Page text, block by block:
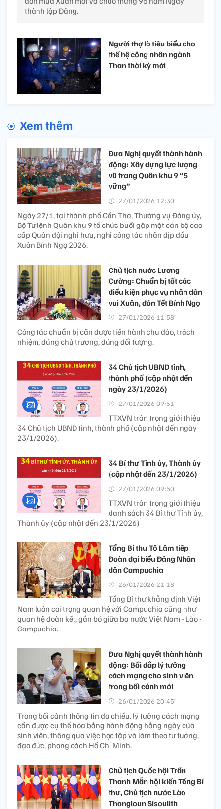
thành lập Đảng.
Người thợ lò tiêu biểu cho
thế hệ công nhân ngành
Than thời kỳ mới
Xem thêm
Đưa Nghị quyết thành hành
động: Xây dựng lực lượng
vũ trang Quân khu 9 “5
vững”
27/01/2026 12:30’
Ngày 27/1, tại thành phố Cần Thơ, Thường vụ Đảng ủy,
Bộ Tư lệnh Quân khu 9 tổ chức buổi gặp mặt cán bộ cao
cấp Quân đội nghỉ hưu, nghỉ công tác nhân dịp đầu
Xuân Bính Ngọ 2026.
Chủ tịch nước Lương
Cường: Chuẩn bị tốt các
điều kiện phục vụ nhân dân
vui Xuân, đón Tết Bính Ngọ
27/01/2026 11:58’
Công tác chuẩn bị cần được tiến hành chu đáo, trách
nhiệm, đúng chủ trương, đúng đối tượng.
34 Chủ tịch UBND tỉnh,
thành phố (cập nhật đến
ngày 23/1/2026)
27/01/2026 09:51’
TTXVN trân trọng giới thiệu
34 Chủ tịch UBND tỉnh, thành phố (cập nhật đến ngày
23/1/2026).
34 Bí thư Tỉnh ủy, Thành ủy
(cập nhật đến 23/1/2026)
27/01/2026 09:50’
TTXVN trân trọng giới thiệu
danh sách 34 Bí thư Tỉnh ủy,
Thành ủy (cập nhật đến 23/1/2026)
Tổng Bí thư Tô Lâm tiếp
Đoàn đại biểu Đảng Nhân
dân Campuchia
26/01/2026 21:18’
Tổng Bí thư khẳng định Việt
Nam luôn coi trọng quan hệ với Campuchia cũng như
quan hệ đoàn kết, gắn bó giữa ba nước Việt Nam - Lào -
Campuchia.
Đưa Nghị quyết thành hành
động: Bồi đắp lý tưởng
cách mạng cho sinh viên
trong bối cảnh mới
26/01/2026 20:45’
Trong bối cảnh thông tin đa chiều, lý tưởng cách mạng
cần được cụ thể hóa bằng hành động hằng ngày của
sinh viên, thông qua việc học tập và làm theo tư tưởng,
đạo đức, phong cách Hồ Chí Minh.
Chủ tịch Quốc hội Trần
Thanh Mẫn hội kiến Tổng Bí
thư, Chủ tịch nước Lào
Thongloun Sisoulith